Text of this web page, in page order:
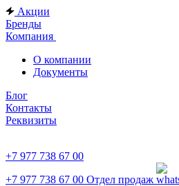
Акции
Бренды
Компания
О компании
Документы
Блог
Контакты
Реквизиты
+7 977 738 67 00
+7 977 738 67 00 Отдел продаж